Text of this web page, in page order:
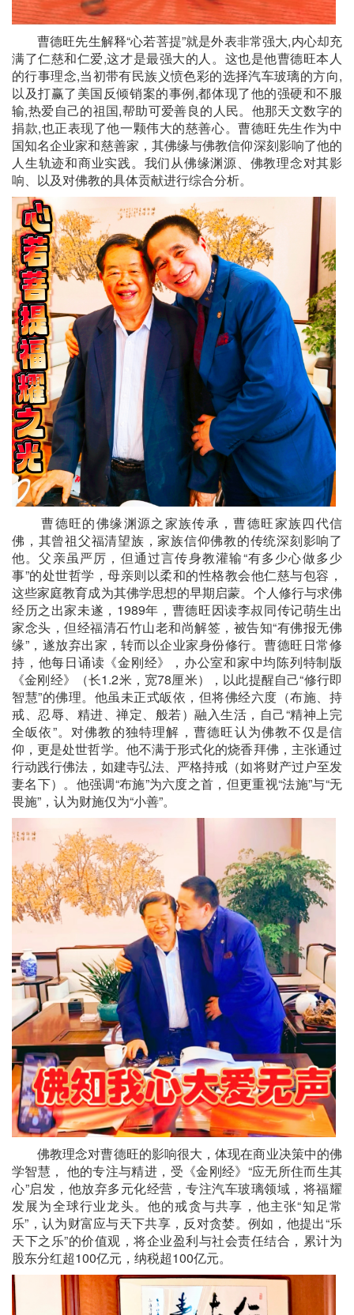
曹德旺先生解释“心若菩提”就是外表非常强大,内心却充
满了仁慈和仁爱,这才是最强大的人。这也是他曹德旺本人
的行事理念,当初带有民族义愤色彩的选择汽车玻璃的方向,
以及打赢了美国反倾销案的事例,都体现了他的强硬和不服
输,热爱自己的祖国,帮助可爱善良的人民。他那天文数字的
捐款,也正表现了他一颗伟大的慈善心。曹德旺先生作为中
国知名企业家和慈善家，其佛缘与佛教信仰深刻影响了他的
人生轨迹和商业实践。我们从佛缘渊源、佛教理念对其影
响、以及对佛教的具体贡献进行综合分析。
曹德旺的佛缘渊源之家族传承，曹德旺家族四代信
佛，其曾祖父福清望族，家族信仰佛教的传统深刻影响了
他。父亲虽严厉，但通过言传身教灌输“有多少心做多少
事”的处世哲学，母亲则以柔和的性格教会他仁慈与包容，
这些家庭教育成为其佛学思想的早期启蒙。个人修行与求佛
经历之出家未遂，1989年，曹德旺因读李叔同传记萌生出
家念头，但经福清石竹山老和尚解签，被告知“有佛报无佛
缘”，遂放弃出家，转而以企业家身份修行。曹德旺日常修
持，他每日诵读《金刚经》，办公室和家中均陈列特制版
《金刚经》（长1.2米，宽78厘米），以此提醒自己“修行即
智慧”的佛理。他虽未正式皈依，但将佛经六度（布施、持
戒、忍辱、精进、禅定、般若）融入生活，自己“精神上完
全皈依”。对佛教的独特理解，曹德旺认为佛教不仅是信
仰，更是处世哲学。他不满于形式化的烧香拜佛，主张通过
行动践行佛法，如建寺弘法、严格持戒（如将财产过户至发
妻名下）。他强调“布施”为六度之首，但更重视“法施”与“无
畏施”，认为财施仅为“小善”。
佛教理念对曹德旺的影响很大，体现在商业决策中的佛
学智慧， 他的专注与精进，受《金刚经》“应无所住而生其
心”启发，他放弃多元化经营，专注汽车玻璃领域，将福耀
发展为全球行业龙头。他的戒贪与共享，他主张“知足常
乐”，认为财富应与天下共享，反对贪婪。例如，他提出“乐
天下之乐”的价值观，将企业盈利与社会责任结合，累计为
股东分红超100亿元，纳税超100亿元。